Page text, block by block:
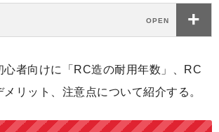
心者向けに「RC造の耐用年数」、RC
リット、注意点について紹介する。